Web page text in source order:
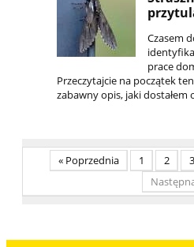
Czasem
prace
Przeczytajcie na początek
zabawny opis, jaki
« Poprzednia 1 2 3